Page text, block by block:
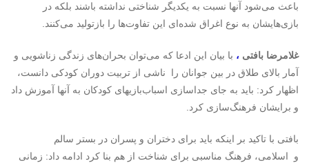
باعث می‌شود آنها نسبت به یکدیگر شناختی نداشته باشند بلکه در
بازی‌هایشان به نوع اغراق شده‌ای این تفاوت‌ها را بازتولید می‌کنند.
غلامرضا بافتی ، با بیان این ادعا که می‌توان بحران‌های زندگی زناشویی و
آمار بالای طلاق در بین جوانان را ناشی از تربیت دوران کودکی دانست،
اظهار کرد: باید به جای جداسازی اسباب‌بازیهای کودکان به آنها آموزش‌ داد
و برایشان فرهنگ‌سازی کرد.
بافتی با تاکید بر اینکه باید برای دختران و پسران در بستر سالم
و اسلامی، فرهنگ مناسبی برای شناخت از هم بنا کرد ادامه داد: زمانی